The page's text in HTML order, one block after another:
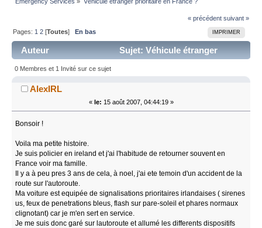
« précédent suivant »
IMPRIMER
Pages: 1 2 [Toutes]En bas
Auteur
Sujet: Véhicule étranger
prioritaire en France ? (Lu 64514 fois)
0 Membres et 1 Invité sur ce sujet
AlexIRL
« le: 15 août 2007, 04:44:19 »
Bonsoir !
Voila ma petite histoire.
Je suis policier en ireland et j'ai l'habitude de retourner souvent en
France voir ma famille.
Il y a à peu pres 3 ans de cela, à noel, j'ai ete temoin d'un accident de la
route sur l'autoroute.
Ma voiture est equipée de signalisations prioritaires irlandaises ( sirenes
us, feux de penetrations bleus, flash sur pare-soleil et phares normaux
clignotant) car je m'en sert en service.
Je me suis donc garé sur lautoroute et allumé les differents dispositifs